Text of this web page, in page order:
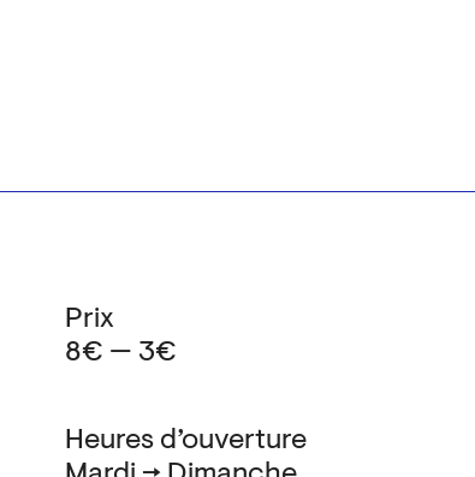
Heures d’ouverture
Prix
8€ — 3€